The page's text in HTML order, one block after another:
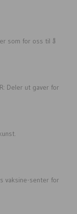
som for oss til å
Deler ut gaver for
vaksine-senter for